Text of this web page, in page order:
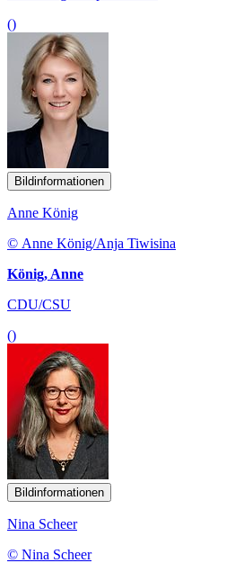
()
Bildinformationen
Anne König
© Anne König/Anja Tiwisina
König, Anne
CDU/CSU
()
Bildinformationen
Nina Scheer
© Nina Scheer